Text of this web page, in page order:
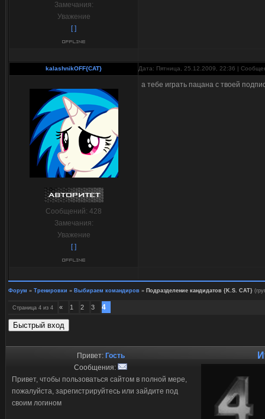
Замечания:
Уважение
[ ]
kalashnikOFF{CAT} Дата: Пятница, 25.12.2009, 22:36 |
Сообщений: 428
Замечания:
Уважение
[ ]
а тебе играть пацана с твоей
Форум » Тренировки » Выбираем командиров » Подразделение кандидатов {K.S. CAT}
Страница 4 из 4 « 1 2 3 4
Привет: Гость
Сообщения:
Привет, чтобы пользоваться сайтом в полной мере,
пожалуйста, зарегистрируйтесь или зайдите под
своим логином